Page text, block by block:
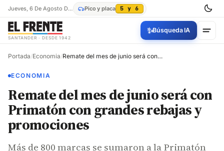
Jueves, 6 De Agosto De 2026 Pico y placa 5 y 6
SANTANDER · DESDE 1942
✨Búsqueda IA
Portada/Economia/ Remate del mes de junio será con Primatón con grandes rebajas y promociones
ECONOMIA
Remate del mes de junio será con
Primatón con grandes rebajas y
promociones
Más de 800 marcas se sumaron a la Primatón